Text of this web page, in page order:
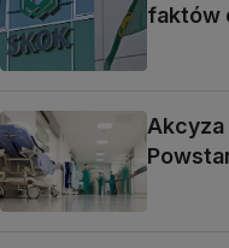
faktów
Akcyza